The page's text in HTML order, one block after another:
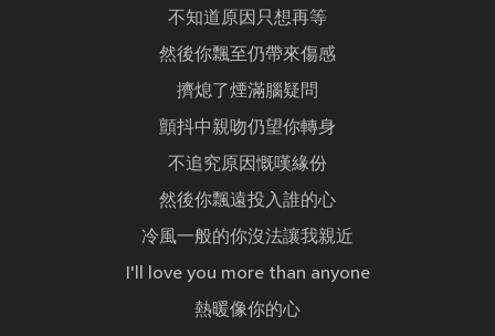
不知道原因只想再等
然後你飄至仍帶來傷感
擠熄了煙滿腦疑問
顫抖中親吻仍望你轉身
不追究原因慨嘆緣份
然後你飄遠投入誰的心
冷風一般的你沒法讓我親近
I'll love you more than anyone
熱暖像你的心